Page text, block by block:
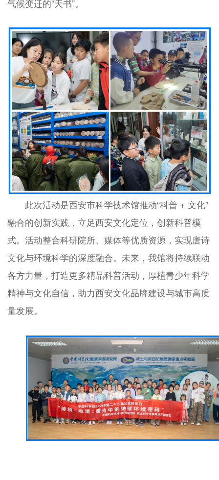
气候变迁的“天书”。
此次活动是西安市科学技术馆推动“科普 + 文化”
融合的创新实践，立足西安文化定位，创新科普模
式。活动整合科研院所、媒体等优质资源，实现唐诗
文化与环境科学的深度融合。未来，我馆将持续联动
各方力量，打造更多精品科普活动，厚植青少年科学
精神与文化自信，助力西安文化品牌建设与城市高质
量发展。